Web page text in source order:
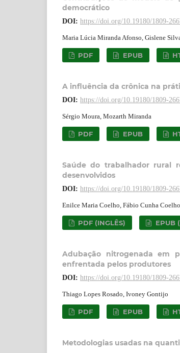
democrático
DOI: https://doi.org/10.19180/1809-
Maria Lúcia Miranda Afonso, Gislene
PDF EPUB
A influência da crônica na
DOI: https://doi.org/10.19180/1809-
Sérgio Moura, Mozarth Miranda
PDF EPUB
Saúde do trabalhador rural
desenvolvidos
DOI: https://doi.org/10.19180/1809-
Enilce Maria Coelho, Fábio Cunha Coelho
PDF (INGLÊS) EPUB
Adubação nitrogenada em
enfrentada pelos produtores
DOI: https://doi.org/10.19180/1809-
Thiago Lopes Rosado, Ivoney Gontijo
PDF EPUB
Metodologias usadas na